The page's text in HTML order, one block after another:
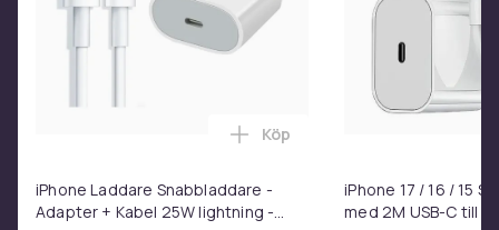
iPhone Laddare Snabbladdare -
Adapter + Kabel 25W lightning -
Lägg till iPhone Laddare
Köp
iPhone 17 / 16 / 15
med 2M USB-C till